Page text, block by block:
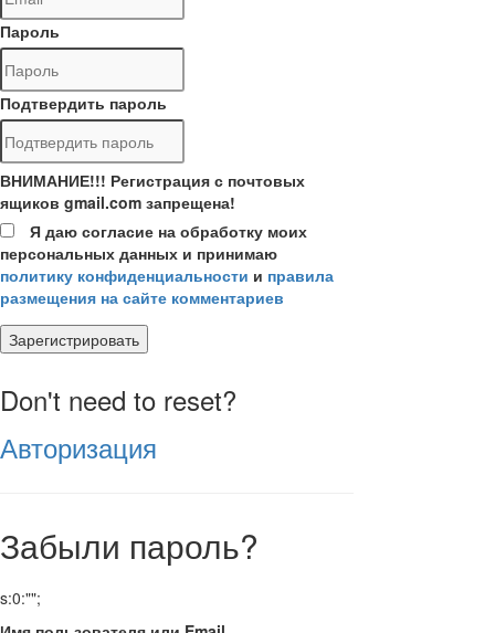
Пароль
Подтвердить пароль
ВНИМАНИЕ!!! Регистрация с почтовых
ящиков gmail.com запрещена!
Я даю согласие на обработку моих
персональных данных и принимаю
политику конфиденциальности и правила
размещения на сайте комментариев
Зарегистрировать
Don't need to reset?
Авторизация
Забыли пароль?
s:0:"";